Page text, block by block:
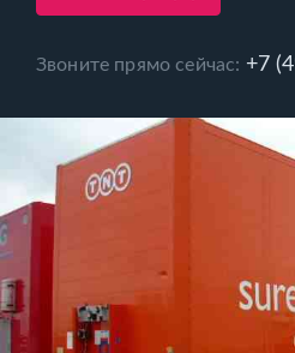
Звоните прямо сейчас: +7